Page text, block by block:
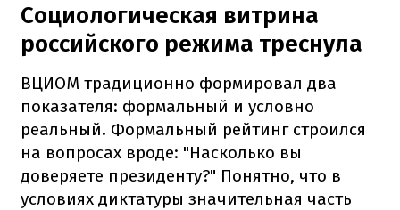
Социологическая витрина
российского режима треснула
ВЦИОМ традиционно формировал два
показателя: формальный и условно
реальный. Формальный рейтинг строился
на вопросах вроде: "Насколько вы
доверяете президенту?" Понятно, что в
условиях диктатуры значительная часть